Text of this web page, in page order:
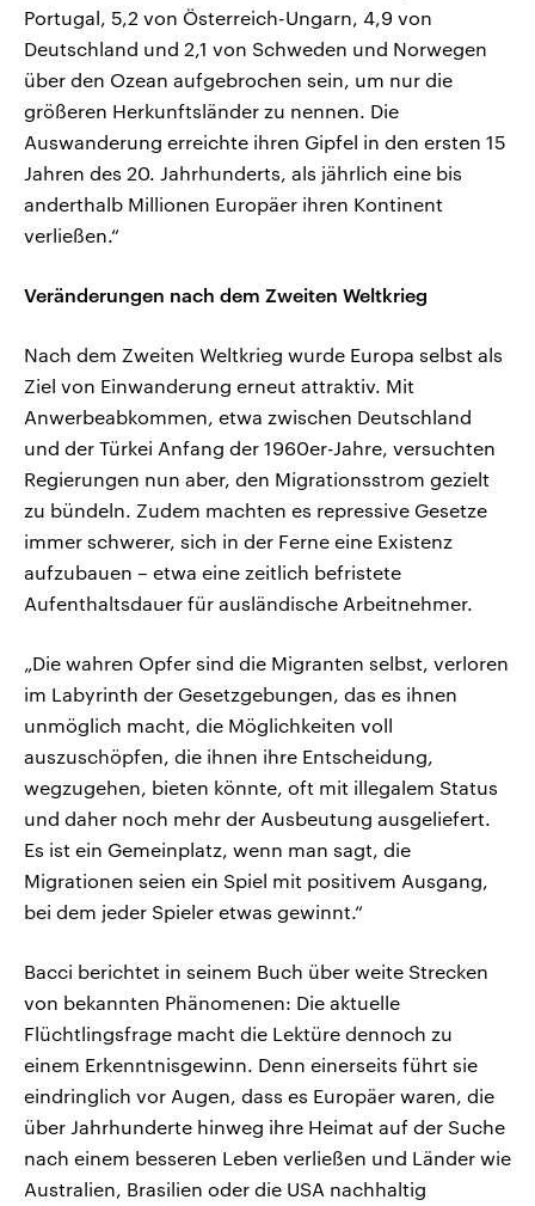
Portugal, 5,2 von Österreich-Ungarn, 4,9 von
Deutschland und 2,1 von Schweden und Norwegen
über den Ozean aufgebrochen sein, um nur die
größeren Herkunftsländer zu nennen. Die
Auswanderung erreichte ihren Gipfel in den ersten 15
Jahren des 20. Jahrhunderts, als jährlich eine bis
anderthalb Millionen Europäer ihren Kontinent
verließen.“
Veränderungen nach dem Zweiten Weltkrieg
Nach dem Zweiten Weltkrieg wurde Europa selbst als
Ziel von Einwanderung erneut attraktiv. Mit
Anwerbeabkommen, etwa zwischen Deutschland
und der Türkei Anfang der 1960er-Jahre, versuchten
Regierungen nun aber, den Migrationsstrom gezielt
zu bündeln. Zudem machten es repressive Gesetze
immer schwerer, sich in der Ferne eine Existenz
aufzubauen – etwa eine zeitlich befristete
Aufenthaltsdauer für ausländische Arbeitnehmer.
„Die wahren Opfer sind die Migranten selbst, verloren
im Labyrinth der Gesetzgebungen, das es ihnen
unmöglich macht, die Möglichkeiten voll
auszuschöpfen, die ihnen ihre Entscheidung,
wegzugehen, bieten könnte, oft mit illegalem Status
und daher noch mehr der Ausbeutung ausgeliefert.
Es ist ein Gemeinplatz, wenn man sagt, die
Migrationen seien ein Spiel mit positivem Ausgang,
bei dem jeder Spieler etwas gewinnt.“
Bacci berichtet in seinem Buch über weite Strecken
von bekannten Phänomenen: Die aktuelle
Flüchtlingsfrage macht die Lektüre dennoch zu
einem Erkenntnisgewinn. Denn einerseits führt sie
eindringlich vor Augen, dass es Europäer waren, die
über Jahrhunderte hinweg ihre Heimat auf der Suche
nach einem besseren Leben verließen und Länder wie
Australien, Brasilien oder die USA nachhaltig